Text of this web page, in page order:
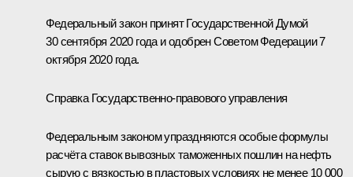
Федеральный закон принят Государственной Думой
30 сентября 2020 года и одобрен Советом Федерации 7
октября 2020 года.
Справка Государственно-правового управления
Федеральным законом упраздняются особые формулы
расчёта ставок вывозных таможенных пошлин на нефть
сырую с вязкостью в пластовых условиях не менее 10 000